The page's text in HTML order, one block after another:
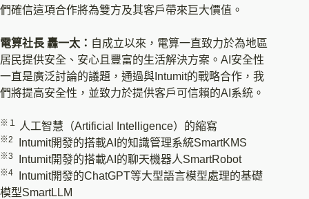
們確信這項合作將為雙方及其客戶帶來巨大價值。
電算社長 轟一太： 自成立以來，電算一直致力於為地區
居民提供安全、安心且豐富的生活解決方案。AI安全性
一直是廣泛討論的議題，通過與Intumit的戰略合作，我
們將提高安全性，並致力於提供客戶可信賴的AI系統。
※１ 人工智慧（Artificial Intelligence）的縮寫
※2 Intumit開發的搭載AI的知識管理系統SmartKMS
※3 Intumit開發的搭載AI的聊天機器人SmartRobot
※4
Intumit開發的ChatGPT等大型語言模型處理的基礎
模型SmartLLM